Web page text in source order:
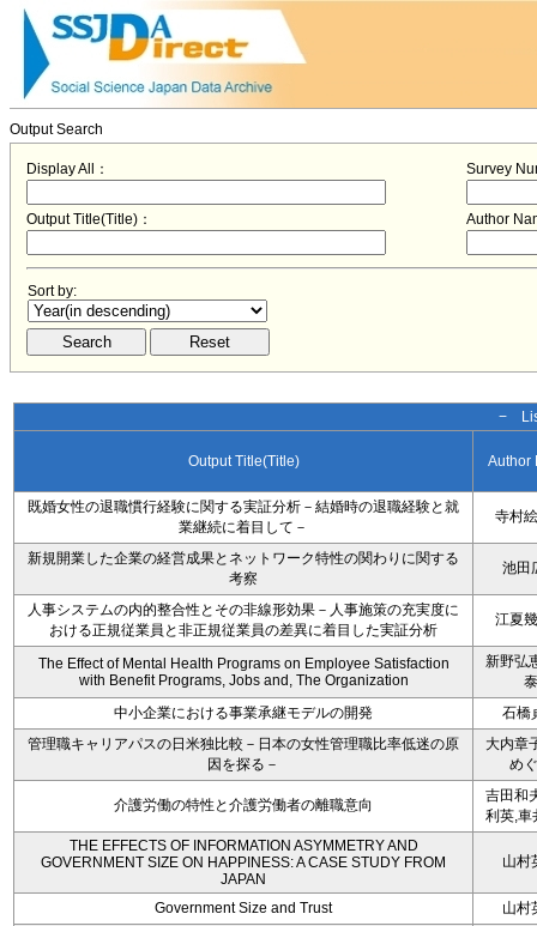
Output Search
Display All： Survey
Output Title(Title)： Author
Sort by:
−
Output Title(Title) Author
既婚女性の退職慣行経験に関する実証分析－結婚時の退職経験と就
業継続に着目して－
寺村
新規開業した企業の経営成果とネットワーク特性の関わりに関する
考察
池田
人事システムの内的整合性とその非線形効果－人事施策の充実度に
おける正規従業員と非正規従業員の差異に着目した実証分析
江夏
The Effect of Mental Health Programs on Employee Satisfaction
with Benefit Programs, Jobs and, The Organization
新野弘
泰
中小企業における事業承継モデルの開発
石橋
管理職キャリアパスの日米独比較－日本の女性管理職比率低迷の原
因を探る－
大内章
め
介護労働の特性と介護労働者の離職意向
吉田和
利英,車
THE EFFECTS OF INFORMATION ASYMMETRY AND
GOVERNMENT SIZE ON HAPPINESS: A CASE STUDY FROM
JAPAN
山村
Government Size and Trust
山村